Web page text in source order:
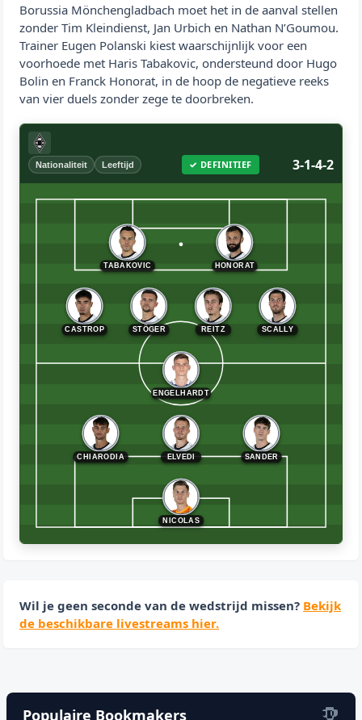
Borussia Mönchengladbach moet het in de aanval stellen
zonder Tim Kleindienst, Jan Urbich en Nathan N’Goumou.
Trainer Eugen Polanski kiest waarschijnlijk voor een
voorhoede met Haris Tabakovic, ondersteund door Hugo
Bolin en Franck Honorat, in de hoop de negatieve reeks
van vier duels zonder zege te doorbreken.
Nationaliteit Leeftijd ✓ DEFINITIEF 3-1-4-2
NICOLAS
CHIARODIA ELVEDI SANDER
ENGELHARDT
CASTROP STÖGER REITZ SCALLY
TABAKOVIC HONORAT
Wil je geen seconde van de wedstrijd missen? Bekijk
de beschikbare livestreams hier.
Populaire Bookmakers